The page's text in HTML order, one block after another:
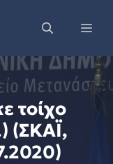
τοίχο
(ΣΚΑΪ,